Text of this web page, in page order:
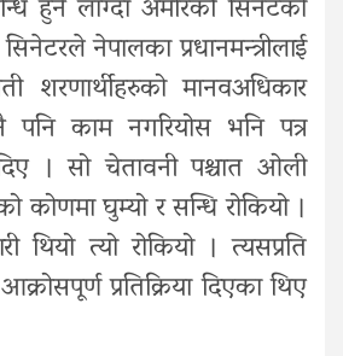
हुनै लाग्दा अमेरिकी सिनेटको
नेपालका प्रधानमन्त्रीलाई
शरणार्थीहरुको मानवअधिकार
काम नगरियोस भनि पत्र
। सो चेतावनी पश्चात ओली
कोणमा घुम्यो र सन्धि रोकियो ।
थियो त्यो रोकियो । त्यसप्रति
प्रतिक्रिया दिएका थिए